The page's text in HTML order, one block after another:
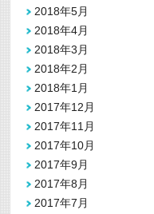
2018年5月
2018年4月
2018年3月
2018年2月
2018年1月
2017年12月
2017年11月
2017年10月
2017年9月
2017年8月
2017年7月